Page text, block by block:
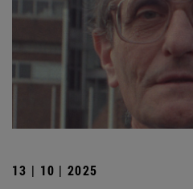
13 | 10 | 2025